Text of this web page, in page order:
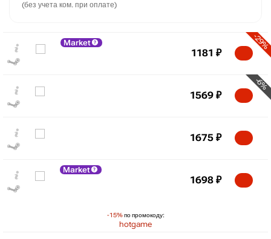
(без учета ком. при оплате)
Market -29%
1181 ₽
-6%
1569 ₽
1675 ₽
Market
-15%по промокоду:
hotgame
1698 ₽
max1675